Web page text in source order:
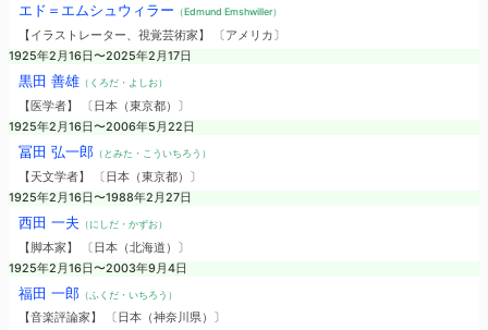
エド＝エムシュウィラー （Edmund Emshwiller）
【イラストレーター、視覚芸術家】 〔アメリカ〕
1925年2月16日〜2025年2月17日
黒田 善雄（くろだ・よしお）
【医学者】 〔日本（東京都）〕
1925年2月16日〜2006年5月22日
冨田 弘一郎（とみた・こういちろう）
【天文学者】 〔日本（東京都）〕
1925年2月16日〜1988年2月27日
西田 一夫 （にしだ・かずお）
【脚本家】 〔日本（北海道）〕
1925年2月16日〜2003年9月4日
福田 一郎（ふくだ・いちろう）
【音楽評論家】 〔日本（神奈川県）〕